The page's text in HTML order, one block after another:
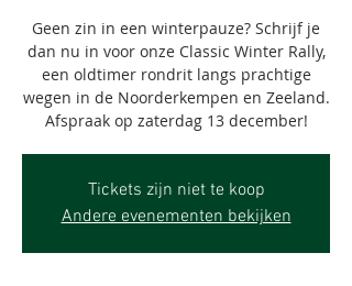
Geen zin in een winterpauze? Schrijf je
dan nu in voor onze Classic Winter Rally,
een oldtimer rondrit langs prachtige
wegen in de Noorderkempen en Zeeland.
Afspraak op zaterdag 13 december!
Tickets zijn niet te koop
Andere evenementen bekijken